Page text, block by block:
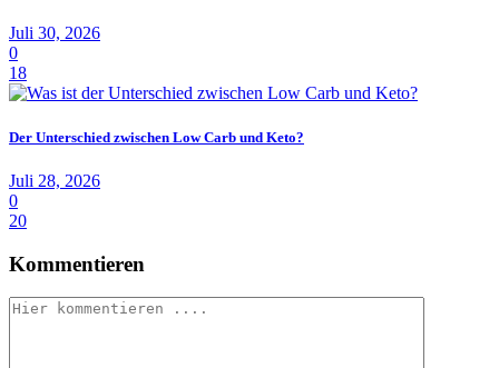
Juli 30, 2026
0
18
Der Unterschied zwischen Low Carb und Keto?
Juli 28, 2026
0
20
Kommentieren